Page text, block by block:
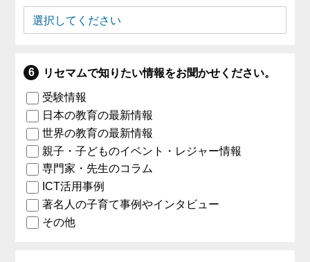
リセマムで知りたい情報をお聞かせください。
受験情報
日本の教育の最新情報
世界の教育の最新情報
親子・子どものイベント・レジャー情報
専門家・先生のコラム
ICT活用事例
著名人の子育て事例やインタビュー
その他